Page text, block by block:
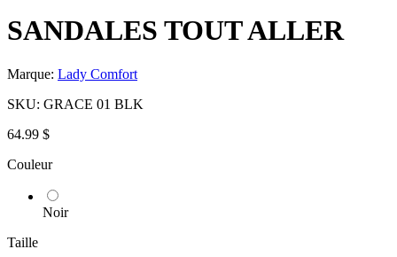
SANDALES TOUT ALLER
Marque: Lady Comfort
SKU: GRACE 01 BLK
64.99 $
Couleur
Noir
Taille